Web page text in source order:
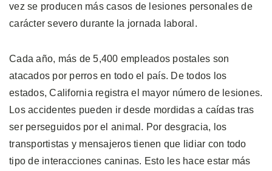
vez se producen más casos de lesiones personales de
carácter severo durante la jornada laboral.
Cada año, más de 5,400 empleados postales son
atacados por perros en todo el país. De todos los
estados, California registra el mayor número de lesiones.
Los accidentes pueden ir desde mordidas a caídas tras
ser perseguidos por el animal. Por desgracia, los
transportistas y mensajeros tienen que lidiar con todo
tipo de interacciones caninas. Esto les hace estar más